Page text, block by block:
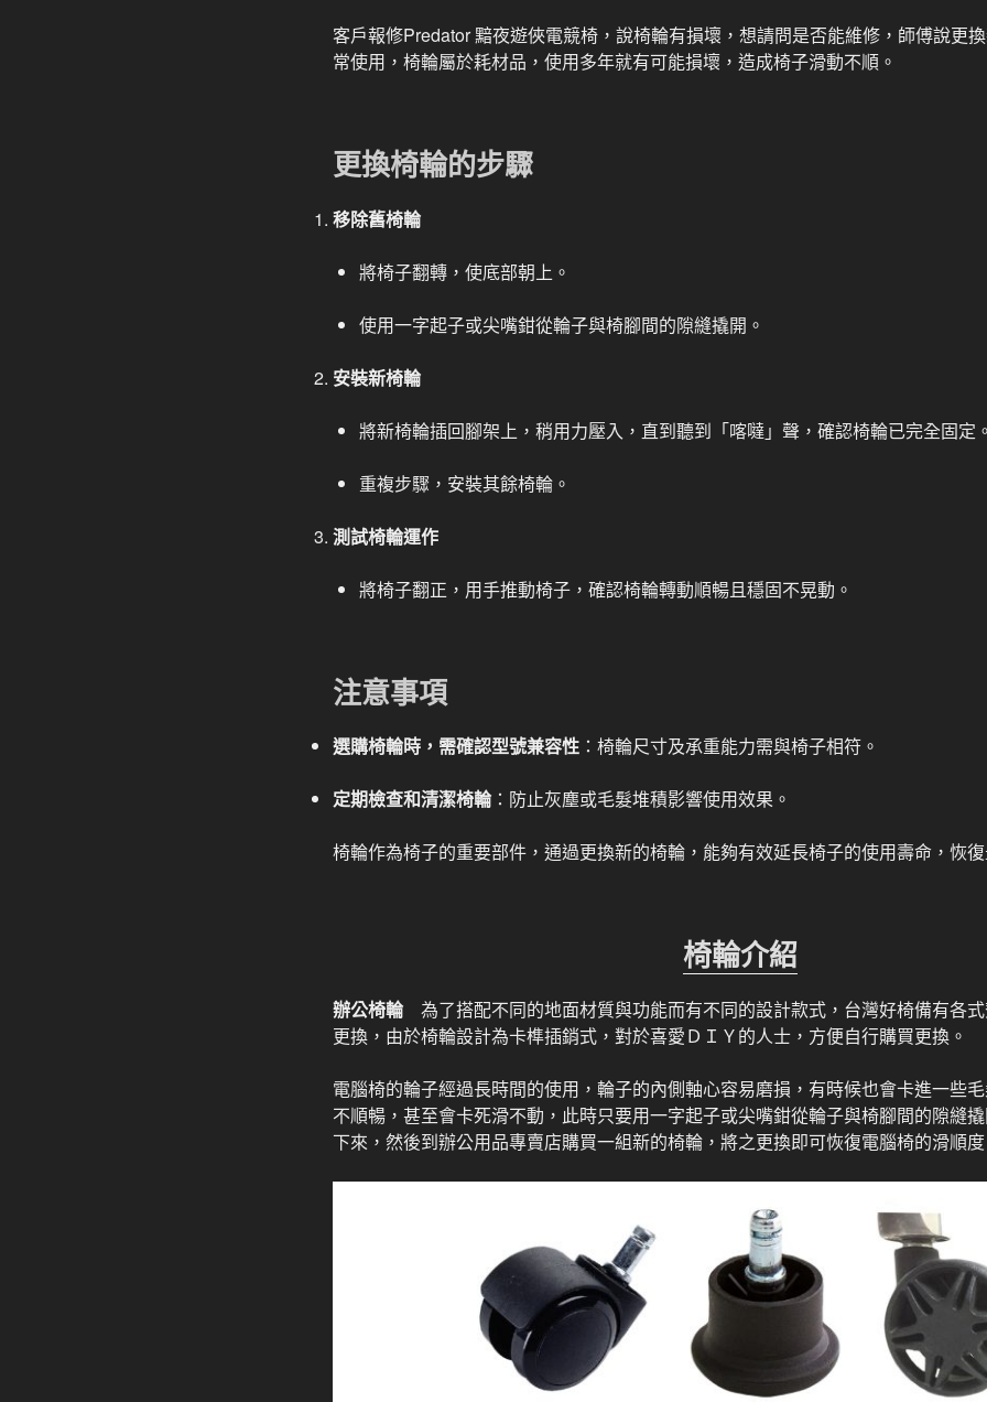
客戶報修Predator 黯夜遊俠電競椅，說椅輪有損壞，想請問是否能維修，師傅說更
常使用，椅輪屬於耗材品，使用多年就有可能損壞，造成椅子滑動不順。
更換椅輪的步驟
移除舊椅輪
將椅子翻轉，使底部朝上。
使用一字起子或尖嘴鉗從輪子與椅腳間的隙縫撬開。
安裝新椅輪
將新椅輪插回腳架上，稍用力壓入，直到聽到「喀噠」聲，確認椅輪已完全固定。
重複步驟，安裝其餘椅輪。
測試椅輪運作
將椅子翻正，用手推動椅子，確認椅輪轉動順暢且穩固不晃動。
注意事項
選購椅輪時，需確認型號兼容性 ：椅輪尺寸及承重能力需與椅子相符。
定期檢查和清潔椅輪：防止灰塵或毛髮堆積影響使用效果。
椅輪作為椅子的重要部件，通過更換新的椅輪，能夠有效延長椅子的使用壽命，恢
椅輪介紹
辦公椅輪為了搭配不同的地面材質與功能而有不同的設計款式，台灣好椅備有各
更換，由於椅輪設計為卡榫插銷式，對於喜愛ＤＩＹ的人士，方便自行購買更換。
電腦椅的輪子經過長時間的使用，輪子的內側軸心容易磨損，有時候也會卡進一些
不順暢，甚至會卡死滑不動，此時只要用一字起子或尖嘴鉗從輪子與椅腳間的隙縫
下來，然後到辦公用品專賣店購買一組新的椅輪，將之更換即可恢復電腦椅的滑順度